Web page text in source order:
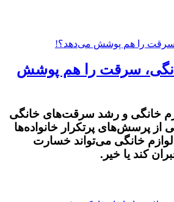
خانگی، سرقت را هم پوشش
خانگی و رشد سرقت‌های خانگی
از پرسش‌های پرتکرار خانواده‌ها
لوازم خانگی می‌تواند خسارت
کند یا خیر.